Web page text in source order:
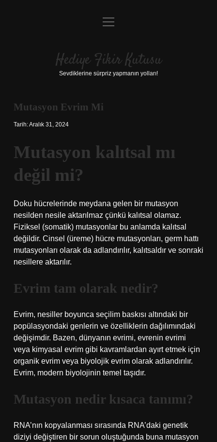
Anasayfa
Yasal Uyarı
menüyü
Hediye Fikir Kutusu
Sevdiklerine sürpriz yapmanın yolları!
Mutasyon Evrim Mi
Tarih: Aralık 31, 2024
Mutasyon kalıtsal mı
değil mi?
Doku hücrelerinde meydana gelen bir mutasyon
nesilden nesile aktarılmaz çünkü kalıtsal olamaz.
Fiziksel (somatik) mutasyonlar bu anlamda kalıtsal
değildir. Cinsel (üreme) hücre mutasyonları, germ hattı
mutasyonları olarak da adlandırılır, kalıtsaldır ve sonraki
nesillere aktarılır.
Evrim tam olarak nedir?
Evrim, nesiller boyunca seçilim baskısı altındaki bir
popülasyondaki genlerin ve özelliklerin dağılımındaki
değişimdir. Bazen, dünyanın evrimi, evrenin evrimi
veya kimyasal evrim gibi kavramlardan ayırt etmek için
organik evrim veya biyolojik evrim olarak adlandırılır.
Evrim, modern biyolojinin temel taşıdır.
Mutasyon nedir kısaca tanımı?
RNA’nın kopyalanması sırasında RNA’daki genetik
diziyi değiştiren bir sorun oluştuğunda buna mutasyon